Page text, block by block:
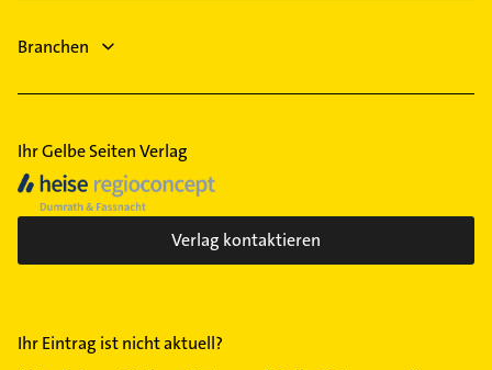
Branchen
Ihr Gelbe Seiten Verlag
Verlag kontaktieren
Ihr Eintrag ist nicht aktuell?